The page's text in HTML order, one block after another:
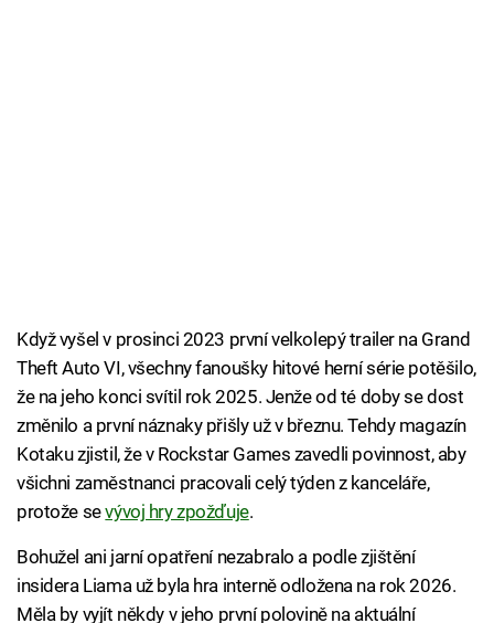
Když vyšel v prosinci 2023 první velkolepý trailer na Grand
Theft Auto VI, všechny fanoušky hitové herní série potěšilo,
že na jeho konci svítil rok 2025. Jenže od té doby se dost
změnilo a první náznaky přišly už v březnu. Tehdy magazín
Kotaku zjistil, že v Rockstar Games zavedli povinnost, aby
všichni zaměstnanci pracovali celý týden z kanceláře,
protože sevývoj hry zpožďuje.
Bohužel ani jarní opatření nezabralo a podle zjištění
insidera Liama už byla hra interně odložena na rok 2026.
Měla by vyjít někdy v jeho první polovině na aktuální